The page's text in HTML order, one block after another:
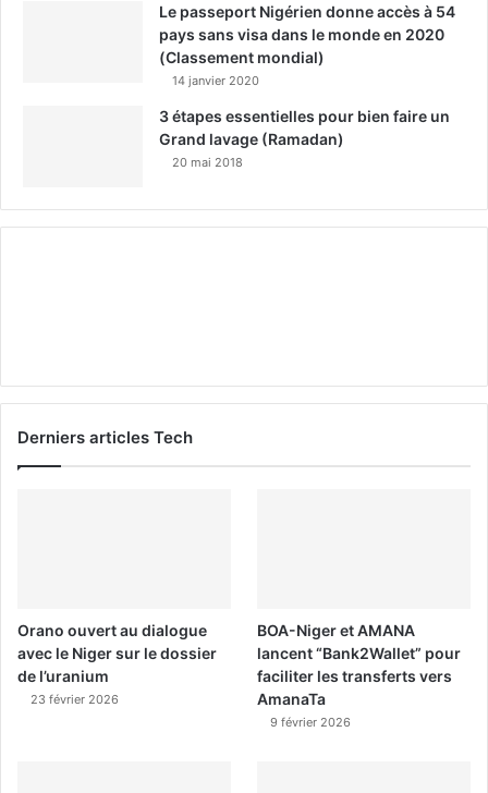
Le passeport Nigérien donne accès à 54
pays sans visa dans le monde en 2020
(Classement mondial)
14 janvier 2020
3 étapes essentielles pour bien faire un
Grand lavage (Ramadan)
20 mai 2018
Derniers articles Tech
Orano ouvert au dialogue
avec le Niger sur le dossier
de l’uranium
23 février 2026
BOA-Niger et AMANA
lancent “Bank2Wallet” pour
faciliter les transferts vers
AmanaTa
9 février 2026